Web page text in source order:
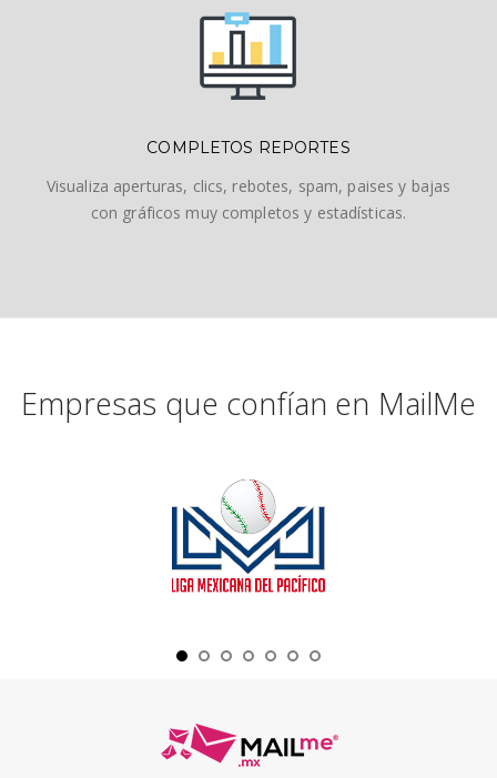
COMPLETOS REPORTES
Visualiza aperturas, clics, rebotes, spam, paises y bajas
con gráficos muy completos y estadísticas.
Empresas que confían en MailMe